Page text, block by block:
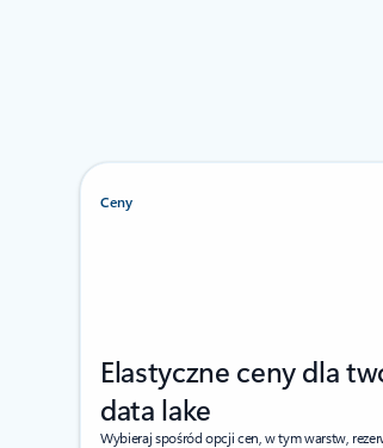
Ceny
Elastyczne ceny dla
data lake
Wybieraj spośród opcji cen, w tym warstw,